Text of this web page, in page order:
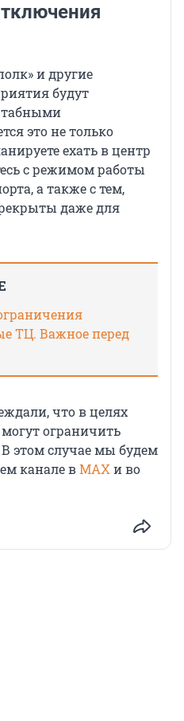
и другие
будут
это не только
ехать в центр
с режимом работы
а также с тем,
даже для
ТЦ. Важное перед
что в целях
могут ограничить
этом случае мы будем
канале вМАХи во